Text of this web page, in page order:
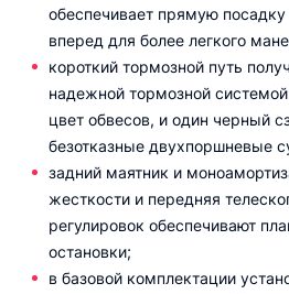
обеспечивает прямую
вперед для более легкого
короткий тормозной путь
надежной тормозной
цвет обвесов, и один черный
безотказные двухпоршневые
задний маятник и
жесткости и передняя
регулировок обеспечивают
остановки;
в базовой комплектации